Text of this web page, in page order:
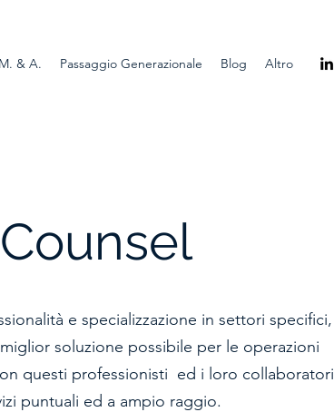
M. & A. Passaggio Generazionale Blog Altro
e specializzazione in settori specifici,
soluzione possibile per le operazioni
questi professionisti ed i loro collaboratori
puntuali ed a ampio raggio.